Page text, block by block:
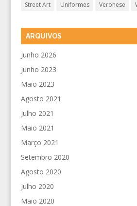
Street Art
Uniformes Veronese
ARQUIVOS
Junho 2026
Junho 2023
Maio 2023
Agosto 2021
Julho 2021
Maio 2021
Março 2021
Setembro 2020
Agosto 2020
Julho 2020
Maio 2020